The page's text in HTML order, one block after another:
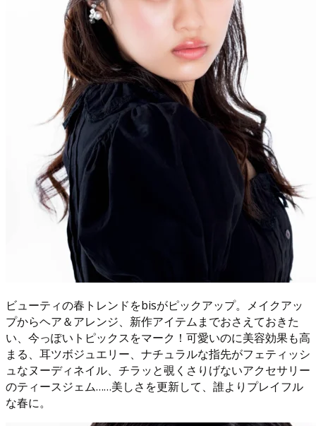
ビューティの春トレンドをbisがピックアップ。メイクアッ
プからヘア＆アレンジ、新作アイテムまでおさえておきた
い、今っぽいトピックスをマーク！可愛いのに美容効果も高
まる、耳ツボジュエリー、ナチュラルな指先がフェティッシ
ュなヌーディネイル、チラッと覗くさりげないアクセサリー
のティースジェム……美しさを更新して、誰よりプレイフル
な春に。